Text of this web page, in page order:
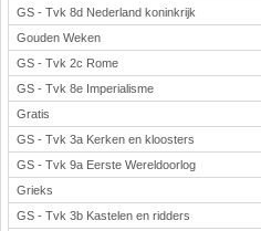
GS - Tvk 8d Nederland koninkrijk
Gouden Weken
GS - Tvk 2c Rome
GS - Tvk 8e Imperialisme
Gratis
GS - Tvk 3a Kerken en kloosters
GS - Tvk 9a Eerste Wereldoorlog
Grieks
GS - Tvk 3b Kastelen en ridders